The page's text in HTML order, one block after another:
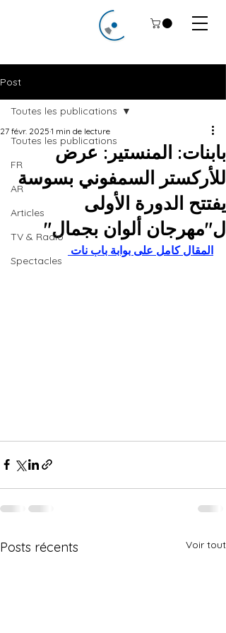
Post
Toutes les publications
FR
AR
Articles
TV & Radio
Spectacles
Toutes les publications
بابنات: المنستير: عرض
للأركستر السمفوني بسوسة
يفتتح الدورة الأولى
ل"مهرجان ألوان بجمال"
27 févr. 2025 1 min de lecture
المقال كامل على بوابة باب نات
Posts récents Voir tout